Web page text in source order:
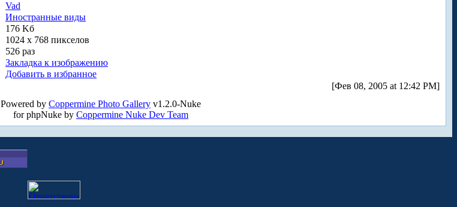
Vad
Иностранные виды
176 Kб
1024 x 768 пикселов
526 раз
Закладка к изображению
Добавить в избранное
[Фев 08, 2005 at 12:42 PM]
Powered by Coppermine Photo Gallery v1.2.0-Nuke
for phpNuke by Coppermine Nuke Dev Team